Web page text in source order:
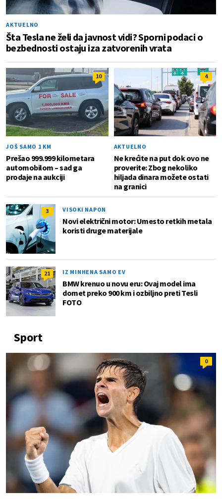
AKTUELNO
Šta Tesla ne želi da javnost vidi? Sporni podaci o
bezbednosti ostaju iza zatvorenih vrata
10
JOŠ SAMO 1 KM
Prešao 999.999 kilometara
automobilom – sad ga
prodaje na aukciji
4
AKTUELNO
Ne krećite na put dok ovo ne
proverite: Zbog nekoliko
hiljada dinara možete ostati
na granici
3 VISOKI NAPON
Novi električni motor: Umesto retkih metala
koristi druge materijale
21 IZ MINHENA SAMO EV
BMW krenuo u novu eru: Ovaj model ima
domet preko 900 km i ozbiljno preti Tesli
FOTO
Sport
0